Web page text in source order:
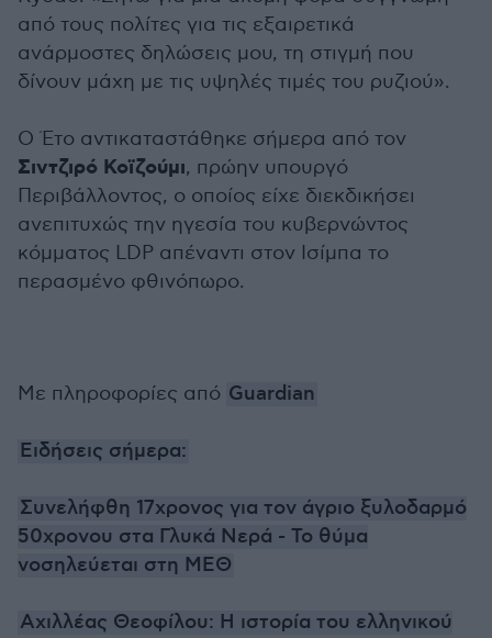
από τους πολίτες για τις εξαιρετικά
ανάρμοστες δηλώσεις μου, τη στιγμή που
δίνουν μάχη με τις υψηλές τιμές του ρυζιού».
Ο Έτο αντικαταστάθηκε σήμερα από τον
Σιντζιρό Κοϊζούμι, πρώην υπουργό
Περιβάλλοντος, ο οποίος είχε διεκδικήσει
ανεπιτυχώς την ηγεσία του κυβερνώντος
κόμματος LDP απέναντι στον Ισίμπα το
περασμένο φθινόπωρο.
Με πληροφορίες από Guardian
Ειδήσεις σήμερα:
Συνελήφθη 17χρονος για τον άγριο ξυλοδαρμό
50χρονου στα Γλυκά Νερά - Το θύμα
νοσηλεύεται στη ΜΕΘ
Αχιλλέας Θεοφίλου: Η ιστορία του ελληνικού